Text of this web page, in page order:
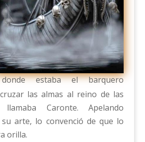
estaba el barquero
las almas al reino de las
Caronte. Apelando
arte, lo convenció de que lo
orilla.